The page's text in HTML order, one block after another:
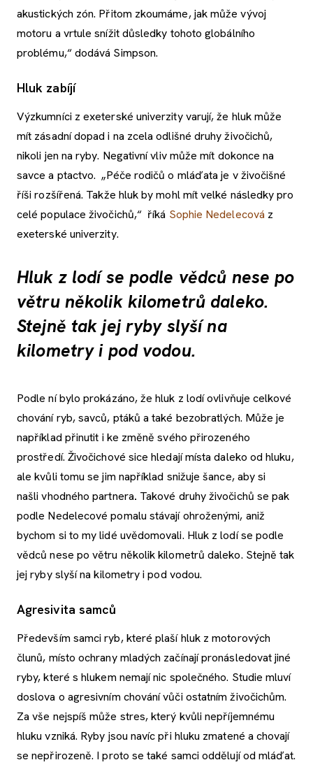
akustických zón. Přitom zkoumáme, jak může vývoj
motoru a vrtule snížit důsledky tohoto globálního
problému,“ dodává Simpson.
Hluk zabíjí
Výzkumníci z exeterské univerzity varují, že hluk může
mít zásadní dopad i na zcela odlišné druhy živočichů,
nikoli jen na ryby. Negativní vliv může mít dokonce na
savce a ptactvo. „Péče rodičů o mláďata je v živočišné
říši rozšířená. Takže hluk by mohl mít velké následky pro
celé populace živočichů,“ říká Sophie Nedelecová z
exeterské univerzity.
Hluk z lodí se podle vědců nese po
větru několik kilometrů daleko.
Stejně tak jej ryby slyší na
kilometry i pod vodou.
Podle ní bylo prokázáno, že hluk z lodí ovlivňuje celkové
chování ryb, savců, ptáků a také bezobratlých. Může je
například přinutit i ke změně svého přirozeného
prostředí. Živočichové sice hledají místa daleko od hluku,
ale kvůli tomu se jim například snižuje šance, aby si
našli vhodného partnera. Takové druhy živočichů se pak
podle Nedelecové pomalu stávají ohroženými, aniž
bychom si to my lidé uvědomovali. Hluk z lodí se podle
vědců nese po větru několik kilometrů daleko. Stejně tak
jej ryby slyší na kilometry i pod vodou.
Agresivita samců
Především samci ryb, které plaší hluk z motorových
člunů, místo ochrany mladých začínají pronásledovat jiné
ryby, které s hlukem nemají nic společného. Studie mluví
doslova o agresivním chování vůči ostatním živočichům.
Za vše nejspíš může stres, který kvůli nepříjemnému
hluku vzniká. Ryby jsou navíc při hluku zmatené a chovají
se nepřirozeně. I proto se také samci oddělují od mláďat.